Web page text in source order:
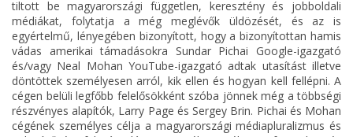
tiltott be magyarországi független, keresztény és jobboldali
médiákat, folytatja a még meglévők üldözését, és az is
egyértelmű, lényegében bizonyított, hogy a bizonyítottan hamis
vádas amerikai támadásokra Sundar Pichai Google-igazgató
és/vagy Neal Mohan YouTube-igazgató adtak utasítást illetve
döntöttek személyesen arról, kik ellen és hogyan kell fellépni. A
cégen belüli legfőbb felelősökként szóba jönnek még a többségi
részvényes alapítók, Larry Page és Sergey Brin. Pichai és Mohan
cégének személyes célja a magyarországi médiapluralizmus és